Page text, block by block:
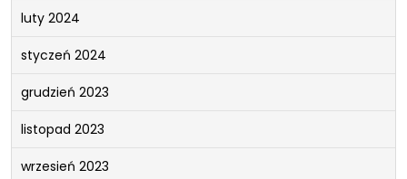
luty 2024
styczeń 2024
grudzień 2023
listopad 2023
wrzesień 2023